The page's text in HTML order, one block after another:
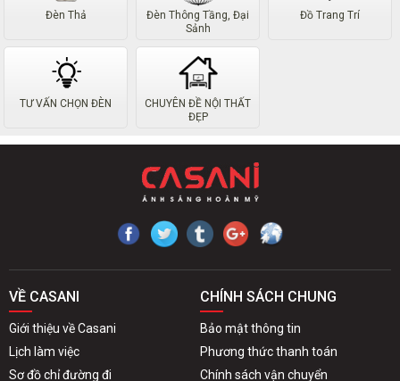
Đèn Thả
Đèn Thông Tầng, Đại
Sảnh
Đồ Trang Trí
TƯ VẤN CHỌN ĐÈN
CHUYÊN ĐỀ NỘI THẤT
ĐẸP
VỀ CASANI
Giới thiệu về Casani
Lịch làm việc
Sơ đồ chỉ đường đi
CHÍNH SÁCH CHUNG
Bảo mật thông tin
Phương thức thanh toán
Chính sách vận chuyển